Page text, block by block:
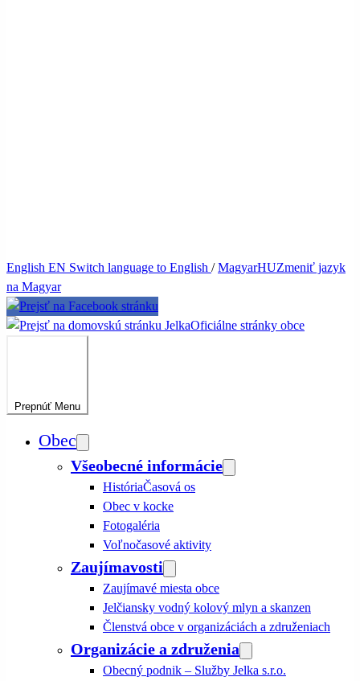
English EN Switch language to English /MagyarHUZmeniť jazyk
na Magyar
JelkaOficiálne stránky obce
Prepnúť Menu
Obec
Všeobecné informácie
HistóriaČasová os
Obec v kocke
Fotogaléria
Voľnočasové aktivity
Zaujímavosti
Zaujímavé miesta obce
Jelčiansky vodný kolový mlyn a skanzen
Členstvá obce v organizáciách a združeniach
Organizácie a združenia
Obecný podnik – Služby Jelka s.r.o.